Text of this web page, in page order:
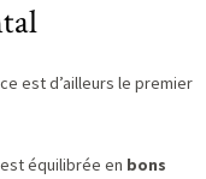
est d’ailleurs le premier
équilibrée en bons